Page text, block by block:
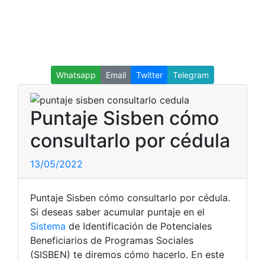
Whatsapp Email Twitter Telegram
Puntaje Sisben cómo
consultarlo por cédula
13/05/2022
Puntaje Sisben cómo consultarlo por cédula.
Si deseas saber acumular puntaje en el
Sistema de Identificación de Potenciales
Beneficiarios de Programas Sociales
(SISBEN) te diremos cómo hacerlo. En este